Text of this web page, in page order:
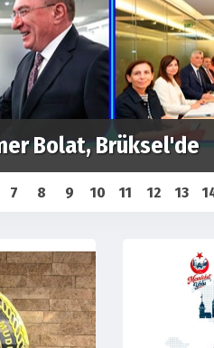
üzerinden
7 8 9 10 11 12 13